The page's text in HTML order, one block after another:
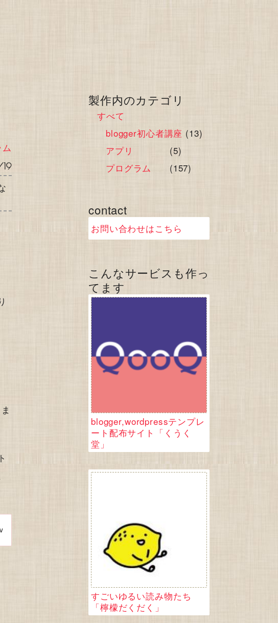
<tensorflow_hub.keras_layer.KerasLayer object at
製作内のカテゴリ
すべて
blogger初心者講座 (13)
アプリ
(5)
プログラム
(157)
contact
お問い合わせはこちら
こんなサービスも作っ
てます
blogger,wordpressテンプレ
ート配布サイト「くうく
堂」
すごいゆるい読み物たち
「檸檬だくだく」